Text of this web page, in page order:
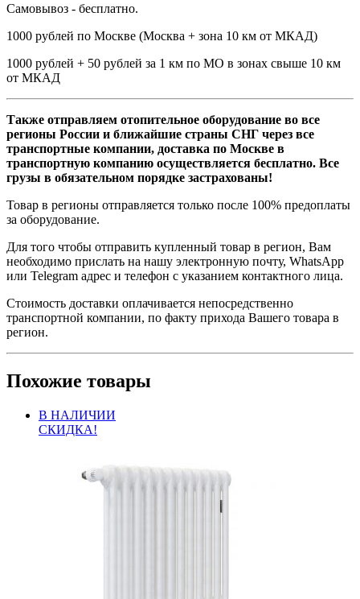
Самовывоз - бесплатно.
1000 рублей по Москве (Москва + зона 10 км от МКАД)
1000 рублей + 50 рублей за 1 км по МО в зонах свыше 10 км
от МКАД
Также отправляем отопительное оборудование во все
регионы России и ближайшие страны СНГ через все
транспортные компании, доставка по Москве в
транспортную компанию осуществляется бесплатно. Все
грузы в обязательном порядке застрахованы!
Товар в регионы отправляется только после 100% предоплаты
за оборудование.
Для того чтобы отправить купленный товар в регион, Вам
необходимо прислать на нашу электронную почту, WhatsApp
или Telegram адрес и телефон с указанием контактного лица.
Стоимость доставки оплачивается непосредственно
транспортной компании, по факту прихода Вашего товара в
регион.
Похожие товары
В НАЛИЧИИ
СКИДКА!